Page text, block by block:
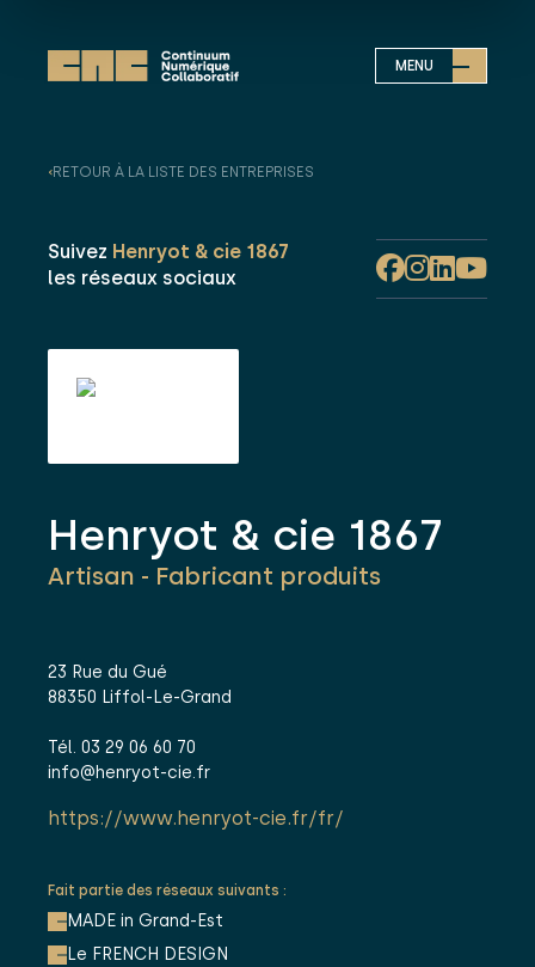
MENU
‹RETOUR À LA LISTE DES ENTREPRISES
Suivez Henryot & cie 1867
les réseaux sociaux
Henryot & cie 1867
Artisan - Fabricant produits
23 Rue du Gué
88350 Liffol-Le-Grand
Tél. 03 29 06 60 70
info@henryot-cie.fr
https://www.henryot-cie.fr/fr/
Fait partie des réseaux suivants :
MADE in Grand-Est
Le FRENCH DESIGN